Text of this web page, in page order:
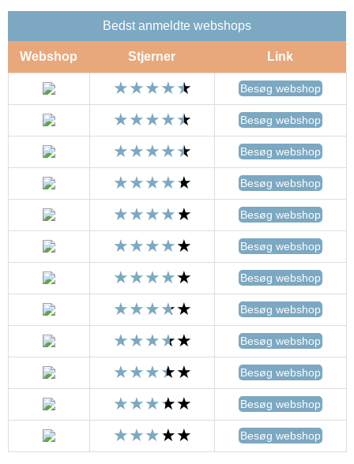
Bedst anmeldte webshops
Webshop Stjerner Link
Besøg webshop
Besøg webshop
Besøg webshop
Besøg webshop
Besøg webshop
Besøg webshop
Besøg webshop
Besøg webshop
Besøg webshop
Besøg webshop
Besøg webshop
Besøg webshop